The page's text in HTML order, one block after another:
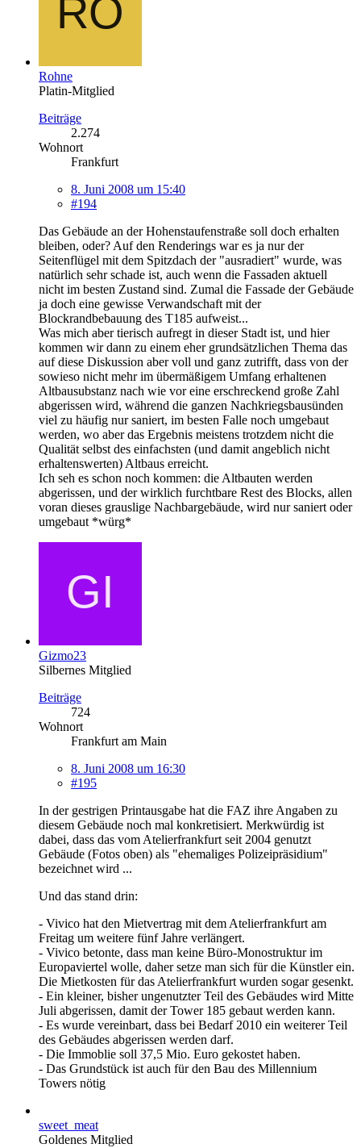
Rohne
Platin-Mitglied
Beiträge
2.274
Wohnort
Frankfurt
8. Juni 2008 um 15:40
#194
Das Gebäude an der Hohenstaufenstraße soll doch erhalten
bleiben, oder? Auf den Renderings war es ja nur der
Seitenflügel mit dem Spitzdach der "ausradiert" wurde, was
natürlich sehr schade ist, auch wenn die Fassaden aktuell
nicht im besten Zustand sind. Zumal die Fassade der Gebäude
ja doch eine gewisse Verwandschaft mit der
Blockrandbebauung des T185 aufweist...
Was mich aber tierisch aufregt in dieser Stadt ist, und hier
kommen wir dann zu einem eher grundsätzlichen Thema das
auf diese Diskussion aber voll und ganz zutrifft, dass von der
sowieso nicht mehr im übermäßigem Umfang erhaltenen
Altbausubstanz nach wie vor eine erschreckend große Zahl
abgerissen wird, während die ganzen Nachkriegsbausünden
viel zu häufig nur saniert, im besten Falle noch umgebaut
werden, wo aber das Ergebnis meistens trotzdem nicht die
Qualität selbst des einfachsten (und damit angeblich nicht
erhaltenswerten) Altbaus erreicht.
Ich seh es schon noch kommen: die Altbauten werden
abgerissen, und der wirklich furchtbare Rest des Blocks, allen
voran dieses grauslige Nachbargebäude, wird nur saniert oder
umgebaut *würg*
Gizmo23
Silbernes Mitglied
Beiträge
724
Wohnort
Frankfurt am Main
8. Juni 2008 um 16:30
#195
In der gestrigen Printausgabe hat die FAZ ihre Angaben zu
diesem Gebäude noch mal konkretisiert. Merkwürdig ist
dabei, dass das vom Atelierfrankfurt seit 2004 genutzt
Gebäude (Fotos oben) als "ehemaliges Polizeipräsidium"
bezeichnet wird ...
Und das stand drin:
- Vivico hat den Mietvertrag mit dem Atelierfrankfurt am
Freitag um weitere fünf Jahre verlängert.
- Vivico betonte, dass man keine Büro-Monostruktur im
Europaviertel wolle, daher setze man sich für die Künstler ein.
Die Mietkosten für das Atelierfrankfurt wurden sogar gesenkt.
- Ein kleiner, bisher ungenutzter Teil des Gebäudes wird Mitte
Juli abgerissen, damit der Tower 185 gebaut werden kann.
- Es wurde vereinbart, dass bei Bedarf 2010 ein weiterer Teil
des Gebäudes abgerissen werden darf.
- Die Immoblie soll 37,5 Mio. Euro gekostet haben.
- Das Grundstück ist auch für den Bau des Millennium
Towers nötig
sweet_meat
Goldenes Mitglied